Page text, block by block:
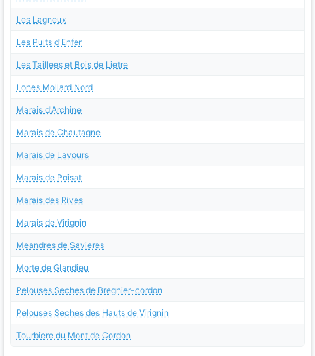
Les Lagneux
Les Puits d'Enfer
Les Taillees et Bois de Lietre
Lones Mollard Nord
Marais d'Archine
Marais de Chautagne
Marais de Lavours
Marais de Poisat
Marais des Rives
Marais de Virignin
Meandres de Savieres
Morte de Glandieu
Pelouses Seches de Bregnier-cordon
Pelouses Seches des Hauts de Virignin
Tourbiere du Mont de Cordon